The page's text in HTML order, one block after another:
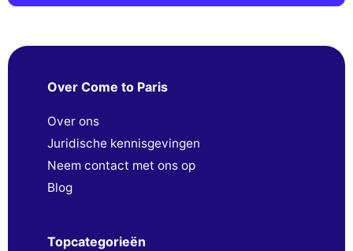
Over Come to Paris
Over ons
Juridische kennisgevingen
Neem contact met ons op
Blog
Topcategorieën